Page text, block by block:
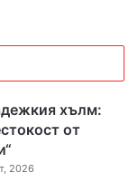
хълм:
от
2026